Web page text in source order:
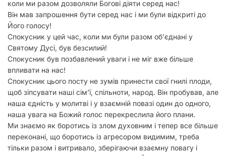
коли ми разом дозволяли Богові діяти серед нас!
Він мав запрошення бути серед нас і ми були відкриті до
Його голосу!
Спокусник у цей час, коли ми були разом обʼєднані у
Святому Дусі, був безсилий!
Спокусник був позбавлений уваги і не міг вже більше
впливати на нас!
Спокусник цього посту не зумів принести свої гнилі плоди,
щоб зіпсувати наші сімʼї, спільноти, народ. Він пробував, але
наша єдність у молитві і у взаємній повазі один до одного,
наша увага на Божий голос перекреслила його плани.
Ми знаємо як боротись із злом духовним і тепер все більше
переконані, що боротись із агресором видимим, треба
тільки разом і витривало, зберігаючи взаємну повагу і